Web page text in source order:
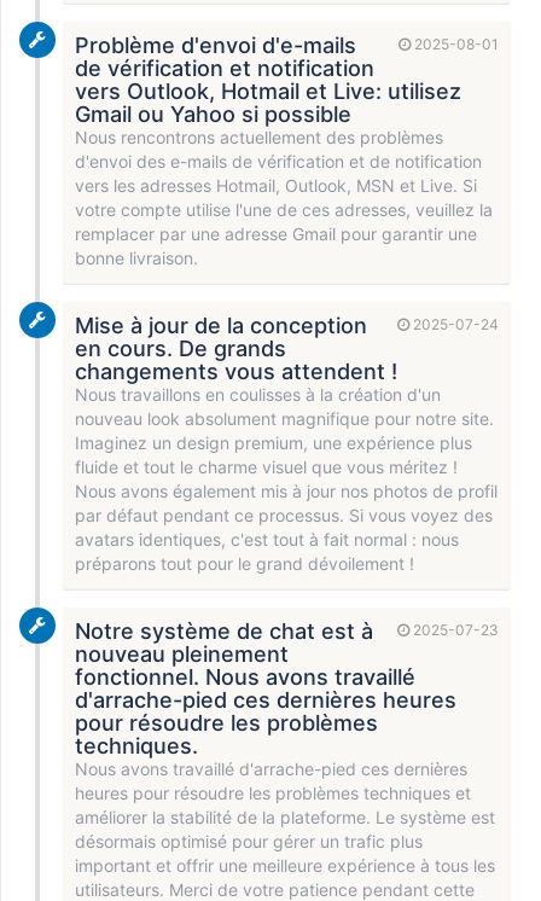
2025-08-01
Problème d'envoi d'e-mails
de vérification et notification
vers Outlook, Hotmail et Live: utilisez
Gmail ou Yahoo si possible
Nous rencontrons actuellement des problèmes
d'envoi des e-mails de vérification et de notification
vers les adresses Hotmail, Outlook, MSN et Live. Si
votre compte utilise l'une de ces adresses, veuillez la
remplacer par une adresse Gmail pour garantir une
bonne livraison.
2025-07-24
Mise à jour de la conception
en cours. De grands
changements vous attendent !
Nous travaillons en coulisses à la création d'un
nouveau look absolument magnifique pour notre site.
Imaginez un design premium, une expérience plus
fluide et tout le charme visuel que vous méritez !
Nous avons également mis à jour nos photos de profil
par défaut pendant ce processus. Si vous voyez des
avatars identiques, c'est tout à fait normal : nous
préparons tout pour le grand dévoilement !
2025-07-23
Notre système de chat est à
nouveau pleinement
fonctionnel. Nous avons travaillé
d'arrache-pied ces dernières heures
pour résoudre les problèmes
techniques.
Nous avons travaillé d'arrache-pied ces dernières
heures pour résoudre les problèmes techniques et
améliorer la stabilité de la plateforme. Le système est
désormais optimisé pour gérer un trafic plus
important et offrir une meilleure expérience à tous les
utilisateurs. Merci de votre patience pendant cette